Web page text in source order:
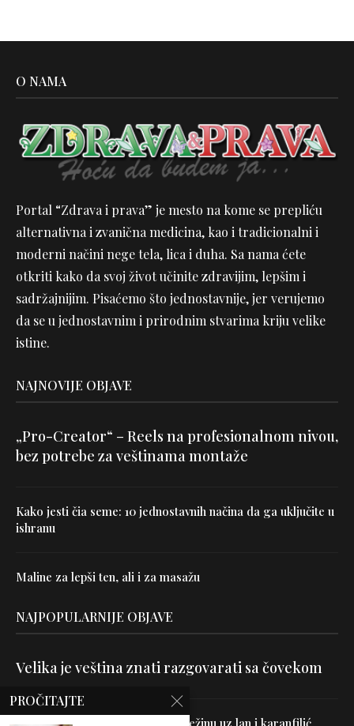
O NAMA
Portal “Zdrava i prava” je mesto na kome se prepliću
alternativna i zvanična medicina, kao i tradicionalni i
moderni načini nege tela, lica i duha. Sa nama ćete
otkriti kako da svoj život učinite zdravijim, lepšim i
sadržajnijim. Pisaćemo što jednostavnije, jer verujemo
da se u jednostavnim i prirodnim stvarima kriju velike
istine.
NAJNOVIJE OBJAVE
„Pro-Creator“ – Reels na profesionalnom nivou,
bez potrebe za veštinama montaže
Kako jesti čia seme: 10 jednostavnih načina da ga uključite u
ishranu
Maline za lepši ten, ali i za masažu
NAJPOPULARNIJE OBJAVE
Velika je veština znati razgovarati sa čovekom
PROČITAJTE